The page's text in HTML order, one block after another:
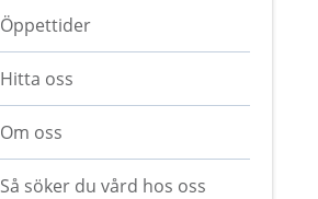
Öppettider
Hitta oss
Om oss
Så söker du vård hos oss